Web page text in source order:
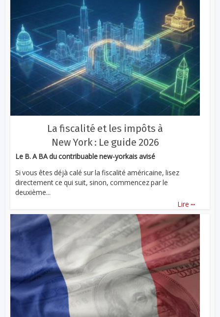
La fiscalité et les impôts à
New York : Le guide 2026
Le B. A BA du contribuable new-yorkais avisé
Si vous êtes déjà calé sur la fiscalité américaine, lisez
directement ce qui suit, sinon, commencez par le
deuxième...
Lire ...